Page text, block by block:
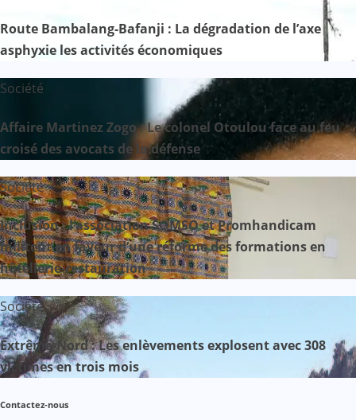
Route Bambalang-Bafanji : La dégradation de l’axe
asphyxie les activités économiques
Société
Affaire Martinez Zogo : Le colonel Otoulou face au feu
croisé des avocats de la défense
Société
Inclusion : l’association SOMSO et Promhandicam
militent en faveur d’une réforme des formations en
hôtellerie-restauration
Société
Extrême-Nord : Les enlèvements explosent avec 308
victimes en trois mois
Contactez-nous